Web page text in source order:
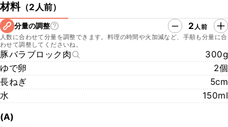
材料（2人前）
分量の調整 2 人前
人数に合わせて分量を調整できます。料理の時間や火加減など、手順も分量に合
わせて調整してくださいね。
豚バラブロック肉
300g
ゆで卵
2個
長ねぎ
5cm
水
150ml
(A)